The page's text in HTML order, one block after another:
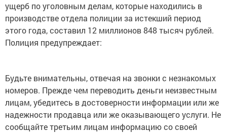
ущерб по уголовным делам, которые находились в
производстве отдела полиции за истекший период
этого года, составил 12 миллионов 848 тысяч рублей.
Полиция предупреждает:
Будьте внимательны, отвечая на звонки с незнакомых
номеров. Прежде чем переводить деньги неизвестным
лицам, убедитесь в достоверности информации или же
надежности продавца или же оказывающего услуги. Не
сообщайте третьим лицам информацию со своей